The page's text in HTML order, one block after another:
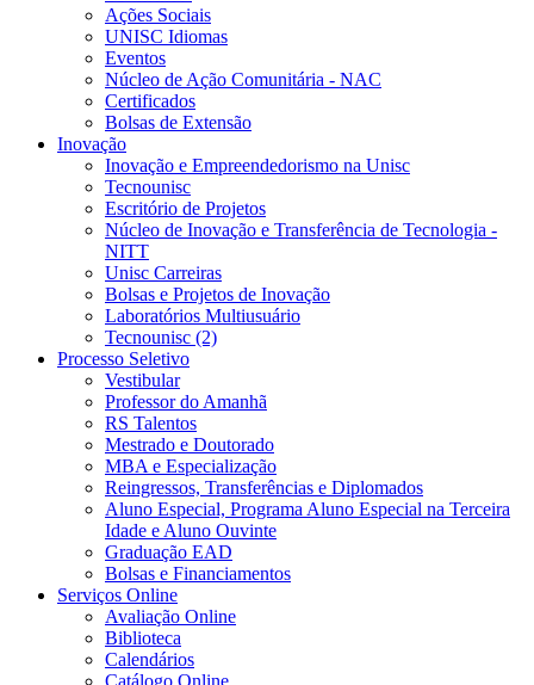
Ações Sociais
UNISC Idiomas
Eventos
Núcleo de Ação Comunitária - NAC
Certificados
Bolsas de Extensão
Inovação
Inovação e Empreendedorismo na Unisc
Tecnounisc
Escritório de Projetos
Núcleo de Inovação e Transferência de Tecnologia -
NITT
Unisc Carreiras
Bolsas e Projetos de Inovação
Laboratórios Multiusuário
Tecnounisc (2)
Processo Seletivo
Vestibular
Professor do Amanhã
RS Talentos
Mestrado e Doutorado
MBA e Especialização
Reingressos, Transferências e Diplomados
Aluno Especial, Programa Aluno Especial na Terceira
Idade e Aluno Ouvinte
Graduação EAD
Bolsas e Financiamentos
Serviços Online
Avaliação Online
Biblioteca
Calendários
Catálogo Online